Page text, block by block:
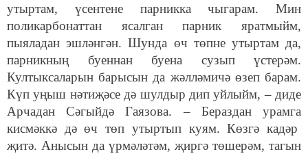
утыртам, үсентене парникка чыгарам. Мин
поликарбонаттан ясалган парник яратмыйм,
пыяладан эшләнгән. Шунда өч төпне утыртам да,
парникның буеннан буена сузып үстерәм.
Култыксаларын барысын да жәлләмичә өзеп барам.
Күп уңыш нәтиҗәсе дә шулдыр дип уйлыйм, – диде
Арчадан Сәгыйдә Гаязова. – Бераздан урамга
кисмәккә дә өч төп утыртып куям. Көзгә кадәр
җитә. Анысын да үрмәләтәм, җиргә төшерәм, тагын